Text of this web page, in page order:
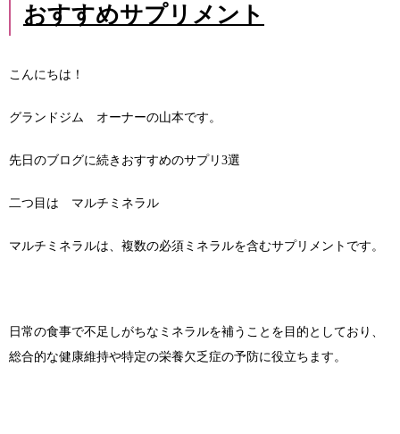
おすすめサプリメント
こんにちは！
グランドジム オーナーの山本です。
先日のブログに続きおすすめのサプリ3選
二つ目は マルチミネラル
マルチミネラルは、複数の必須ミネラルを含むサプリメントです。
日常の食事で不足しがちなミネラルを補うことを目的としており、
総合的な健康維持や特定の栄養欠乏症の予防に役立ちます。